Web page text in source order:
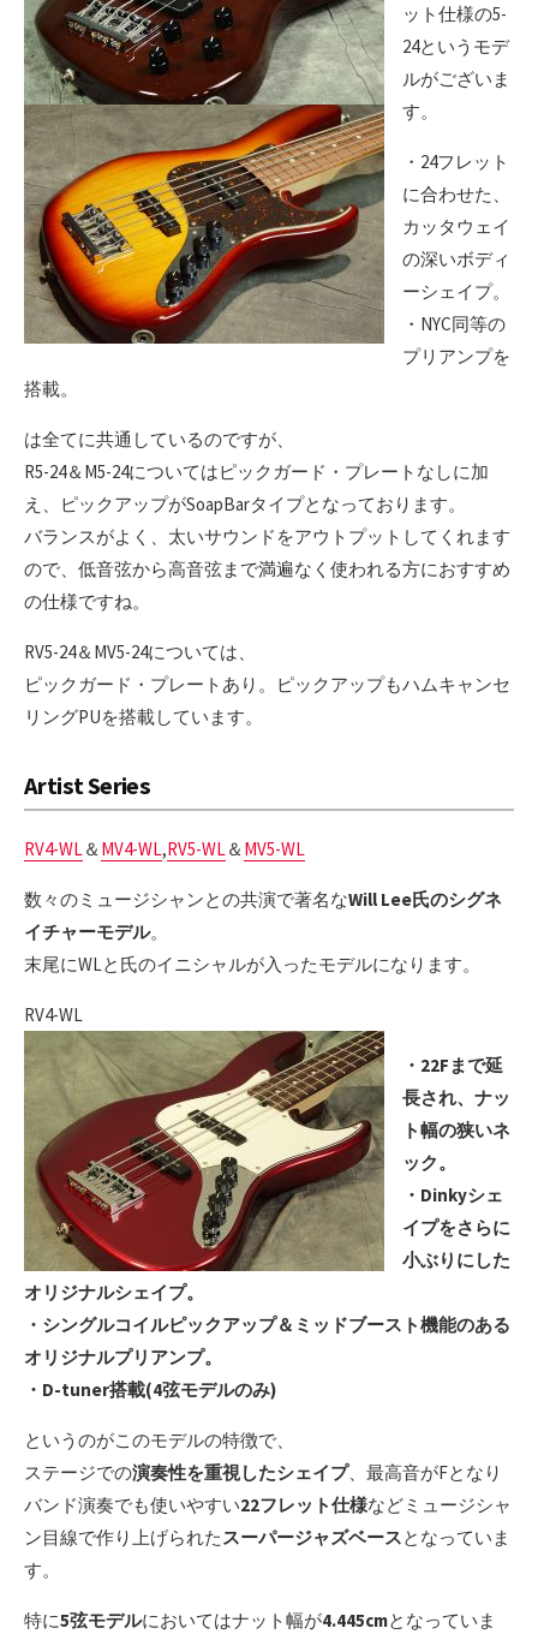
ット仕様の5-
24というモデ
ルがございま
す。
・24フレット
に合わせた、
カッタウェイ
の深いボディ
ーシェイプ。
・NYC同等の
プリアンプを
搭載。
は全てに共通しているのですが、
R5-24＆M5-24についてはピックガード・プレートなしに加
え、ピックアップがSoapBarタイプとなっております。
バランスがよく、太いサウンドをアウトプットしてくれます
ので、低音弦から高音弦まで満遍なく使われる方におすすめ
の仕様ですね。
RV5-24＆MV5-24については、
ピックガード・プレートあり。ピックアップもハムキャンセ
リングPUを搭載しています。
Artist Series
RV4-WL ＆ MV4-WL,RV5-WL ＆ MV5-WL
数々のミュージシャンとの共演で著名なWill Lee氏のシグネ
イチャーモデル。
末尾にWLと氏のイニシャルが入ったモデルになります。
RV4-WL
・22Fまで延
長され、ナッ
ト幅の狭いネ
ック。
・Dinkyシェ
イプをさらに
小ぶりにした
オリジナルシェイプ。
・シングルコイルピックアップ＆ミッドブースト機能のある
オリジナルプリアンプ。
・D-tuner搭載(4弦モデルのみ)
というのがこのモデルの特徴で、
ステージでの演奏性を重視したシェイプ、最高音がFとなり
バンド演奏でも使いやすい22フレット仕様などミュージシャ
ン目線で作り上げられた スーパージャズベースとなっていま
す。
特に5弦モデルにおいてはナット幅が4.445cmとなっていま